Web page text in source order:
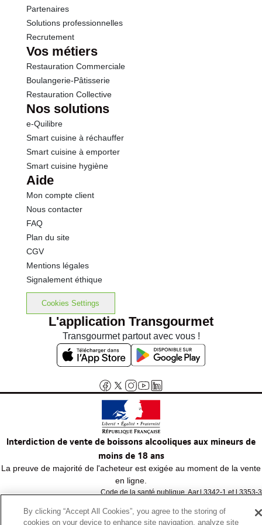
Partenaires
Solutions professionnelles
Recrutement
Vos métiers
Restauration Commerciale
Boulangerie-Pâtisserie
Restauration Collective
Nos solutions
e-Quilibre
Smart cuisine à réchauffer
Smart cuisine à emporter
Smart cuisine hygiène
Aide
Mon compte client
Nous contacter
FAQ
Plan du site
CGV
Mentions légales
Signalement éthique
Cookies Settings
L'application Transgourmet
Transgourmet partout avec vous !
Interdiction de vente de boissons alcooliques aux mineurs de
moins de 18 ans
La preuve de majorité de l'acheteur est exigée au moment de la vente
en ligne.
Code de la santé publique, Aar.l.3342-1 et l.3353-3
By clicking “Accept All Cookies”, you agree to the storing of
cookies on your device to enhance site navigation, analyze site